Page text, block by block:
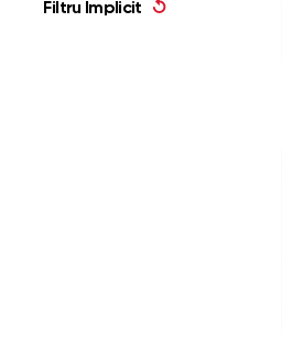
Filtru Implicit ↺